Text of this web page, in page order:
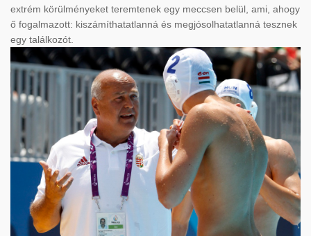
extrém körülményeket teremtenek egy meccsen belül, ami, ahogy
ő fogalmazott: kiszámíthatatlanná és megjósolhatatlanná tesznek
egy találkozót.